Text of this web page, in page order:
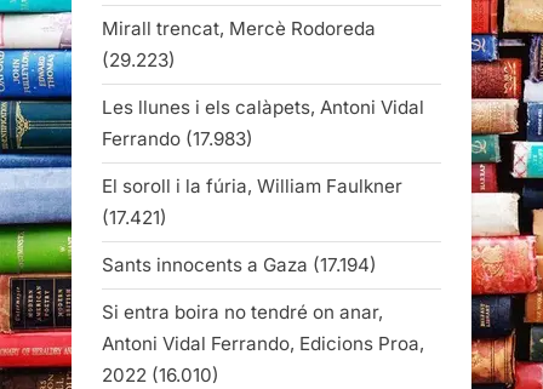
Mirall trencat, Mercè Rodoreda
(29.223)
Les llunes i els calàpets, Antoni Vidal
Ferrando (17.983)
El soroll i la fúria, William Faulkner
(17.421)
Sants innocents a Gaza (17.194)
Si entra boira no tendré on anar,
Antoni Vidal Ferrando, Edicions Proa,
2022 (16.010)